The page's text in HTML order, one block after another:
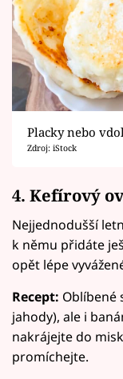
Placky nebo
Zdroj: iStock
4. Kefírový
Nejjednodušší
k němu přidáte
opět lépe
Recept: Oblíbené
jahody), ale i
nakrájejte do
promíchejte.